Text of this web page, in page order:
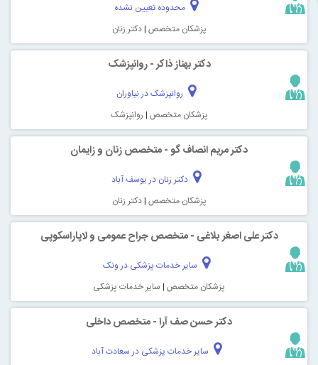
محدوده تعیین نشده
پزشکان متخصص |دکتر زنان
دکتر بهناز ذاکر - روانپزشک
روانپزشک در نیاوران
پزشکان متخصص | روانپزشک
دکتر مریم انصاف گو - متخصص زنان و زایمان
دکتر زنان در یوسف آباد
پزشکان متخصص |دکتر زنان
دکتر علی اصغر بلاغی - متخصص جراح عمومی و لاپاراسکوپی
سایر خدمات پزشکی در ونک
پزشکان متخصص | سایر خدمات پزشکی
دکتر حسن صف آرا - متخصص داخلی
سایر خدمات پزشکی در سعادت آباد